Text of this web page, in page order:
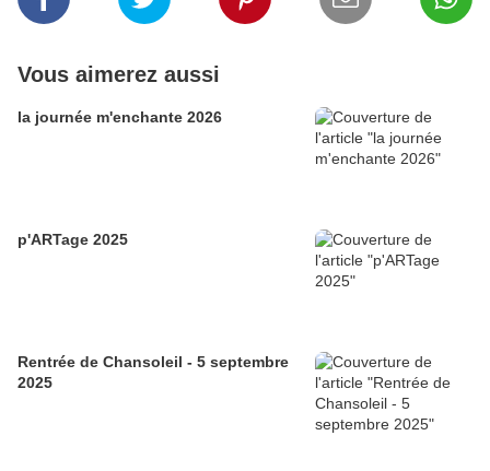
Vous aimerez aussi
la journée m'enchante 2026
p'ARTage 2025
Rentrée de Chansoleil - 5 septembre
2025